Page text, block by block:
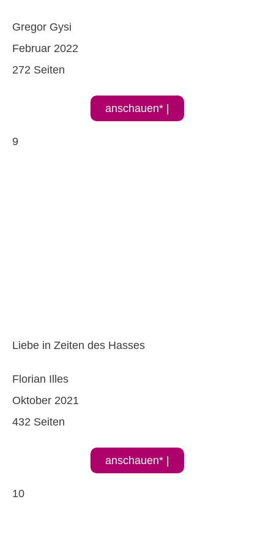
Gregor Gysi
Februar 2022
272 Seiten
anschauen* |
9
Liebe in Zeiten des Hasses
Florian Illes
Oktober 2021
432 Seiten
anschauen* |
10